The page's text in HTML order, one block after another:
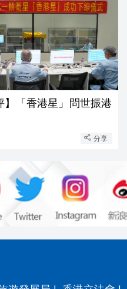
】「香港星」問世振港
分享